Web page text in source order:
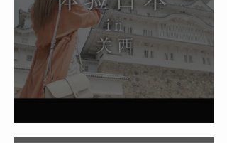
Enjoy my Japan / JNTO